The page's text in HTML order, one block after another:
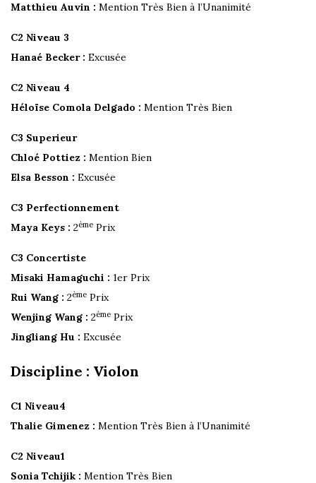
Matthieu Auvin : Mention Très Bien à l’Unanimité
C2 Niveau 3
Hanaé Becker : Excusée
C2 Niveau 4
Héloïse Comola Delgado : Mention Très Bien
C3 Superieur
Chloé Pottiez : Mention Bien
Elsa Besson : Excusée
C3 Perfectionnement
Maya Keys : 2ème Prix
C3 Concertiste
Misaki Hamaguchi : 1er Prix
Rui Wang : 2ème Prix
Wenjing Wang : 2ème Prix
Jingliang Hu : Excusée
Discipline : Violon
C1 Niveau4
Thalie Gimenez : Mention Très Bien à l’Unanimité
C2 Niveau1
Sonia Tchijik : Mention Très Bien